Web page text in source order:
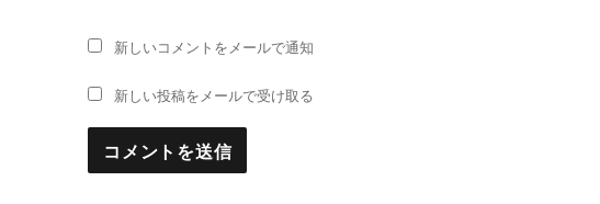
新しいコメントをメールで通知
新しい投稿をメールで受け取る